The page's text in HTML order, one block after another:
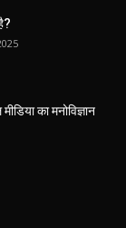
का मनोविज्ञान